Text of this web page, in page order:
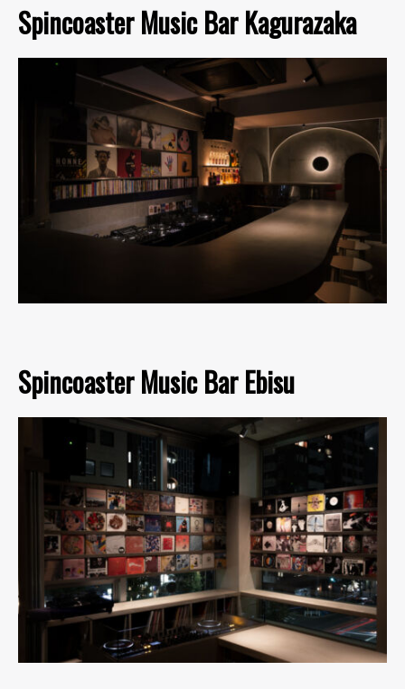
Spincoaster Music Bar Kagurazaka
Spincoaster Music Bar Ebisu